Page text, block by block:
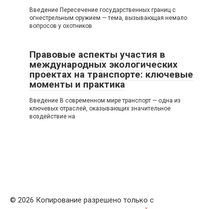
Введение Пересечение государственных границ с
огнестрельным оружием — тема, вызывающая немало
вопросов у охотников
Правовые аспекты участия в
международных экологических
проектах на транспорте: ключевые
моменты и практика
Введение В современном мире транспорт — одна из
ключевых отраслей, оказывающих значительное
воздействие на
© 2026 Копирование разрешено только с